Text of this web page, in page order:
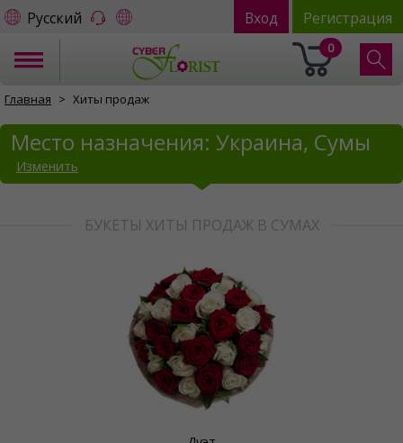
Русский Вход Регистрация
0
Главная Хиты продаж
Место назначения: Украина, Сумы
Изменить
БУКЕТЫ ХИТЫ ПРОДАЖ В СУМАХ